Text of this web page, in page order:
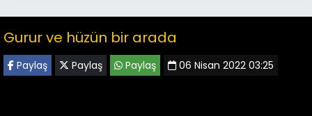
Gurur ve hüzün bir arada
Paylaş Paylaş Paylaş 06 Nisan 2022 03:25